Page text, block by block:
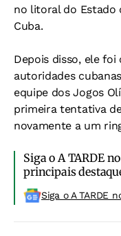
no litoral do Estado
Cuba.
Depois disso, ele
autoridades
equipe dos Jogos
primeira tentativa
novamente a um
Siga o A TARDE
principais
Siga o A TARDE